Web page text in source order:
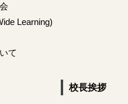
Learning)
て
校長挨拶